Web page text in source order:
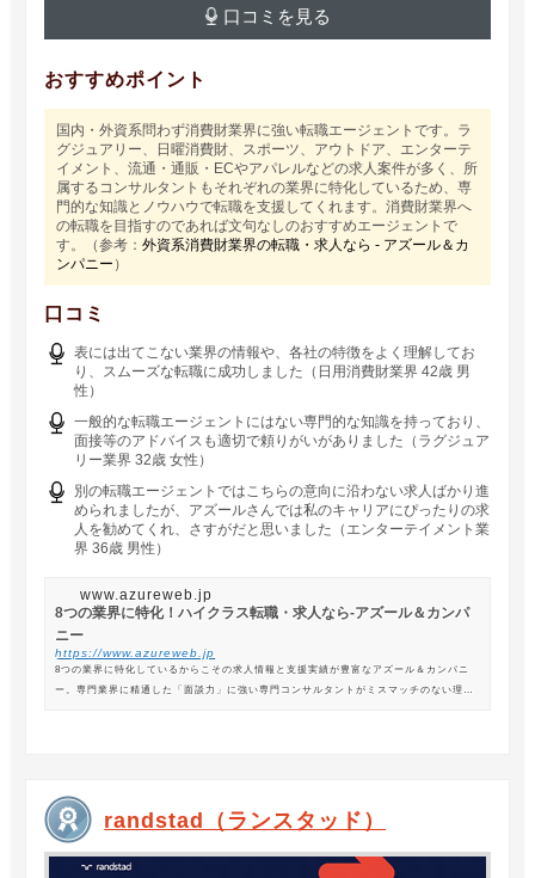
口コミを見る
おすすめポイント
国内・外資系問わず消費財業界に強い転職エージェントです。ラ
グジュアリー、日曜消費財、スポーツ、アウトドア、エンターテ
イメント、流通・通販・ECやアパレルなどの求人案件が多く、所
属するコンサルタントもそれぞれの業界に特化しているため、専
門的な知識とノウハウで転職を支援してくれます。消費財業界へ
の転職を目指すのであれば文句なしのおすすめエージェントで
す。（参考：外資系消費財業界の転職・求人なら - アズール＆カ
ンパニー ）
口コミ
表には出てこない業界の情報や、各社の特徴をよく理解してお
り、スムーズな転職に成功しました（日用消費財業界 42歳 男
性）
一般的な転職エージェントにはない専門的な知識を持っており、
面接等のアドバイスも適切で頼りがいがありました（ラグジュア
リー業界 32歳 女性）
別の転職エージェントではこちらの意向に沿わない求人ばかり進
められましたが、アズールさんでは私のキャリアにぴったりの求
人を勧めてくれ、さすがだと思いました（エンターテイメント業
界 36歳 男性）
www.azureweb.jp
8つの業界に特化！ハイクラス転職・求人なら-アズール＆カンパ
ニー
https://www.azureweb.jp
8つの業界に特化しているからこその求人情報と支援実績が豊富なアズール＆カンパニ
ー。専門業界に精通した「面談力」に強い専門コンサルタントがミスマッチのない理想
randstad（ランスタッド）